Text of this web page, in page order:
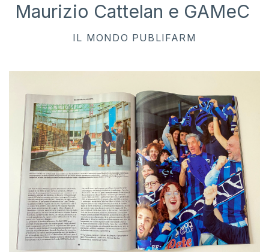
Maurizio Cattelan e GAMeC
IL MONDO PUBLIFARM